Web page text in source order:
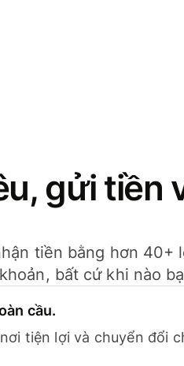
gửi tiền
tiền bằng hơn 40+
bất cứ khi nào
cầu.
tiện lợi và chuyển đổi